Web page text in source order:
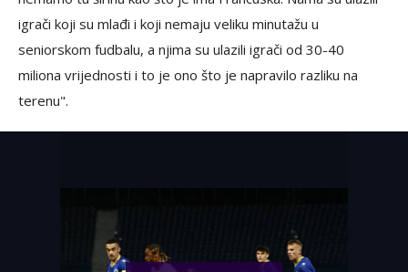
igrači koji su mlađi i koji nemaju veliku minutažu u
seniorskom fudbalu, a njima su ulazili igrači od 30-40
miliona vrijednosti i to je ono što je napravilo razliku na
terenu".